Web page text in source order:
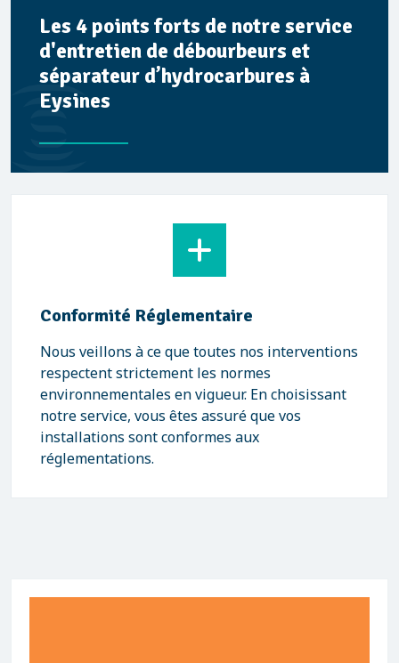
Les 4 points forts de notre service
d'entretien de débourbeurs et
séparateur d’hydrocarbures à
Eysines
Conformité Réglementaire
Nous veillons à ce que toutes nos interventions
respectent strictement les normes
environnementales en vigueur. En choisissant
notre service, vous êtes assuré que vos
installations sont conformes aux
réglementations.